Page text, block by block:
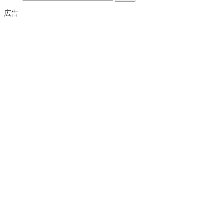
広告